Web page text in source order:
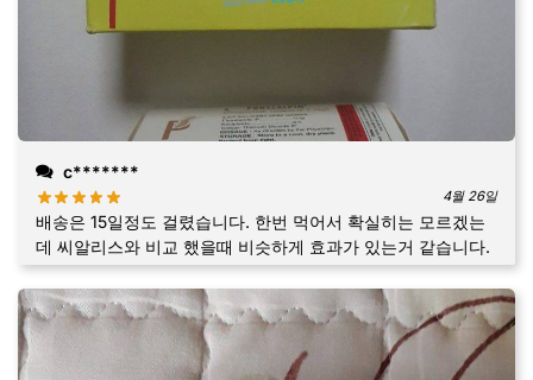
c*******
4월 26일
배송은 15일정도 걸렸습니다. 한번 먹어서 확실히는 모르겠는
데 씨알리스와 비교 했을때 비슷하게 효과가 있는거 같습니다.